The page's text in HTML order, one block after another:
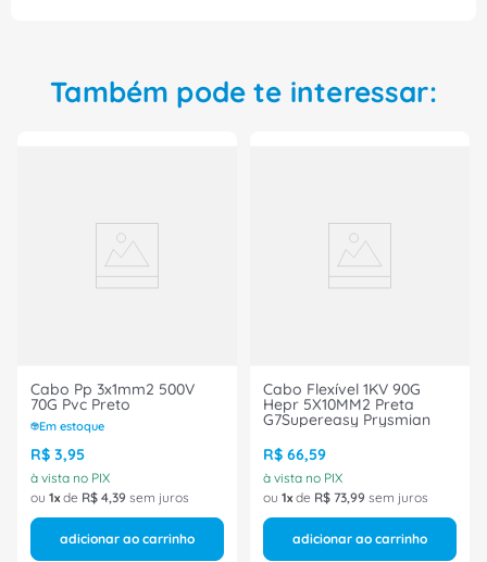
Também pode te interessar:
Cabo Pp 3x1mm2 500V
70G Pvc Preto
Em estoque
R$ 3,95
à vista no PIX
ou 1 de R$ 4,39 sem juros
adicionar ao carrinho
Cabo Flexível 1KV 90G
Hepr 5X10MM2 Preta
G7Supereasy Prysmian
R$ 66,59
à vista no PIX
ou 1 de R$ 73,99 sem juros
adicionar ao carrinho